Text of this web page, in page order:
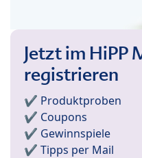
Jetzt im HiPP
registrieren
✔️ Produktproben
✔️ Coupons
✔️ Gewinnspiele
✔️ Tipps per Mail